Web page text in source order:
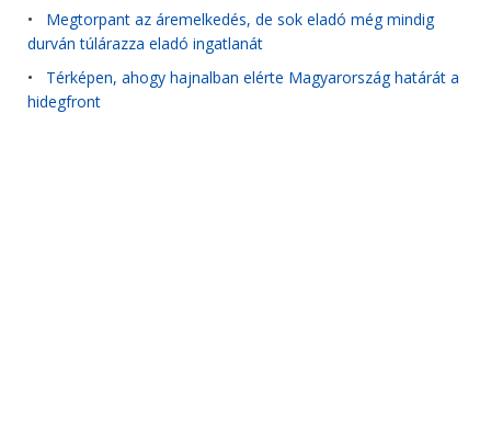
• Megtorpant az áremelkedés, de sok eladó még mindig
durván túlárazza eladó ingatlanát
• Térképen, ahogy hajnalban elérte Magyarország határát a
hidegfront